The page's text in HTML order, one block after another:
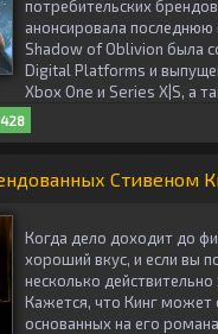
потребительских
анонсировала последнюю
Shadow of Oblivion была
Digital Platforms и
Xbox One и Series X|S, а
Стивеном
Когда дело доходит до
хороший вкус, и если вы
несколько
Кажется, что Кинг может
основанных на его